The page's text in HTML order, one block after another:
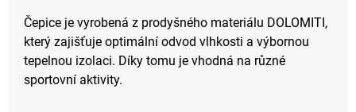
Čepice je vyrobená z prodyšného materiálu DOLOMITI,
který zajišťuje optimální odvod vlhkosti a výbornou
tepelnou izolaci. Díky tomu je vhodná na různé
sportovní aktivity.